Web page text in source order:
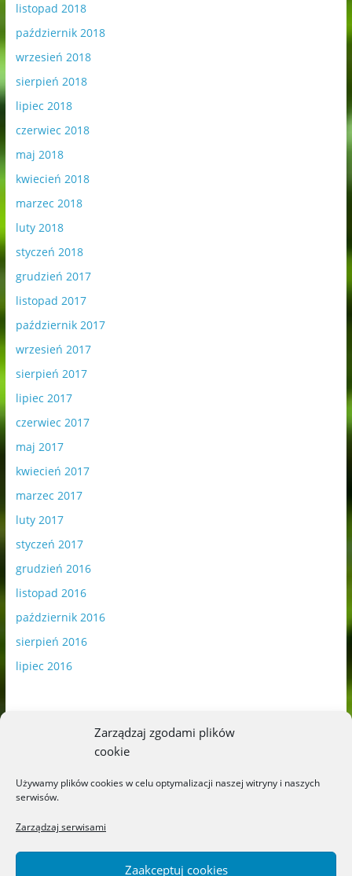
Zarządzaj zgodami plików
cookie
Używamy plików cookies w celu optymalizacji naszej witryny i naszych
serwisów.
Zarządzaj serwisami
Zaakceptuj cookies
listopad 2018
październik 2018
wrzesień 2018
sierpień 2018
lipiec 2018
czerwiec 2018
maj 2018
kwiecień 2018
marzec 2018
luty 2018
styczeń 2018
grudzień 2017
listopad 2017
październik 2017
wrzesień 2017
sierpień 2017
lipiec 2017
czerwiec 2017
maj 2017
kwiecień 2017
marzec 2017
luty 2017
styczeń 2017
grudzień 2016
listopad 2016
październik 2016
sierpień 2016
lipiec 2016